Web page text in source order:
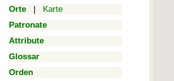
Orte | Karte
Patronate
Attribute
Glossar
Orden